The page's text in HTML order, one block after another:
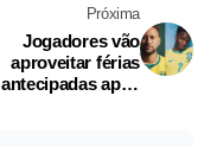
Próxima
Jogadores vão
aproveitar férias
antecipadas após